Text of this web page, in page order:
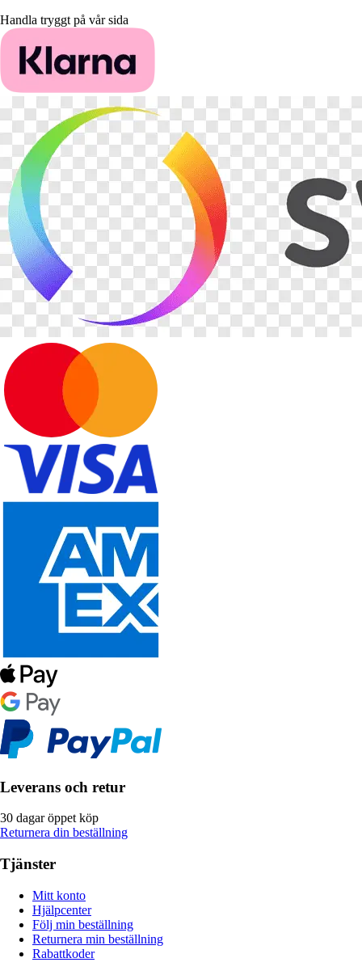
Handla tryggt på vår sida
Leverans och retur
30 dagar öppet köp
Returnera din beställning
Tjänster
Mitt konto
Hjälpcenter
Följ min beställning
Returnera min beställning
Rabattkoder